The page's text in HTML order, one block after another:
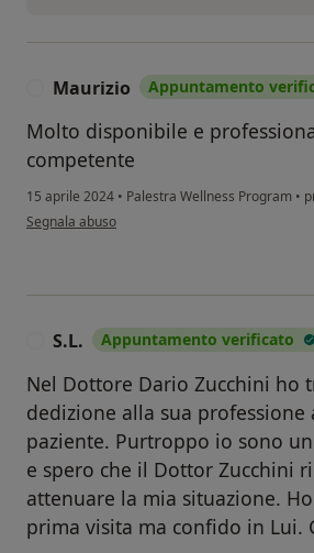
Maurizio Appuntamento
Molto disponibile e
competente
15 aprile 2024 • Palestra Wellness Program •
secondo l'opinione dell'utente Maurizio
Segnala abuso
S.L. Appuntamento verificato
Nel Dottore Dario Zucchini ho
dedizione alla sua professione
paziente. Purtroppo io sono
e spero che il Dottor Zucchini
attenuare la mia situazione.
prima visita ma confido in Lui.